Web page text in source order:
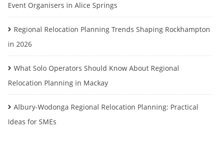
Event Organisers in Alice Springs
Regional Relocation Planning Trends Shaping Rockhampton
in 2026
What Solo Operators Should Know About Regional
Relocation Planning in Mackay
Albury-Wodonga Regional Relocation Planning: Practical
Ideas for SMEs